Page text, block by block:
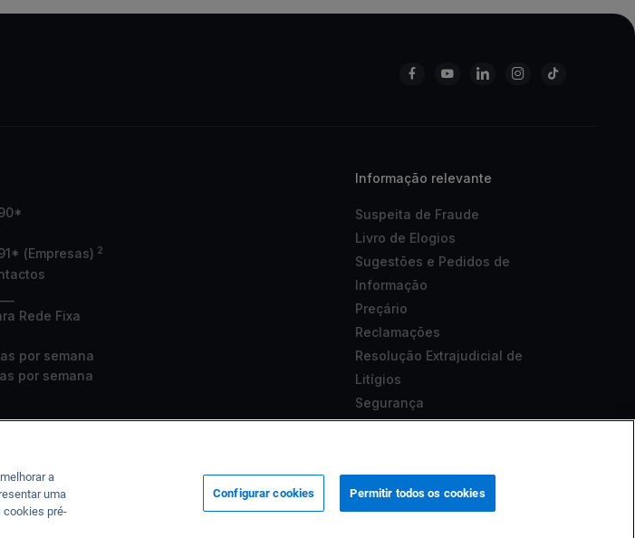
(Empresas) 2
Rede Fixa
por semana
por semana
Informação relevante
Suspeita de Fraude
Livro de Elogios
Sugestões e Pedidos de
Informação
Preçário
Reclamações
Resolução Extrajudicial de
Litígios
Segurança
Aviso Legal
35, da CMVM sob o n.º 125 e da ASF sob o nº 419501357.
a
uma
cookies pré-
Configurar cookies Permitir todos os cookies